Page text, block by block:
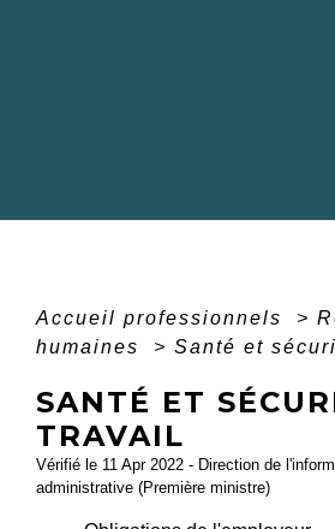
Accueil professionnels >
humaines
> Santé et
SANTÉ ET
TRAVAIL
Vérifié le 11 Apr 2022 - Direction de
administrative (Première ministre)